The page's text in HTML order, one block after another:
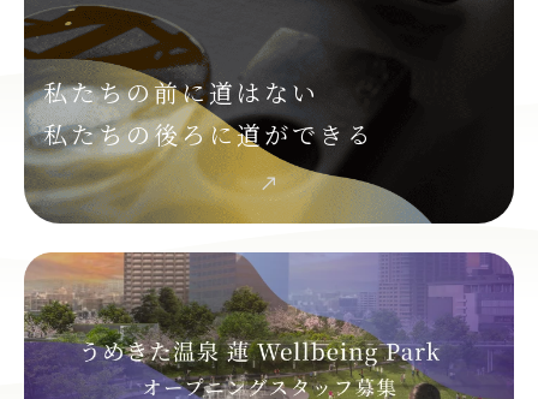
私たちの前に道はない
私たちの後ろに道ができる